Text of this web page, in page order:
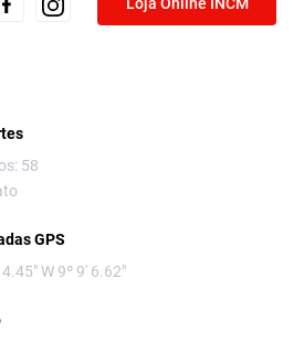
58
GPS
W 9º 9' 6.62"